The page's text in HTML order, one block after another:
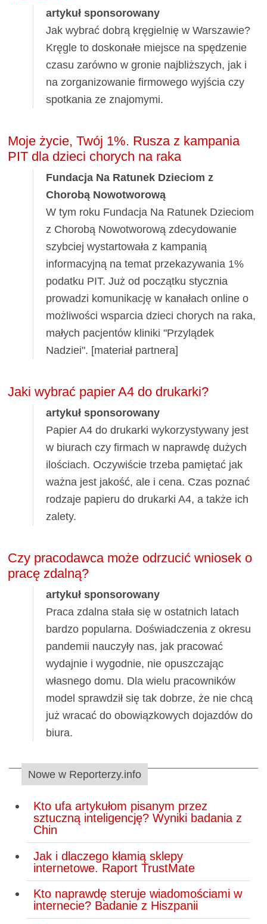
artykuł sponsorowany
Jak wybrać dobrą kręgielnię w Warszawie?
Kręgle to doskonałe miejsce na spędzenie
czasu zarówno w gronie najbliższych, jak i
na zorganizowanie firmowego wyjścia czy
spotkania ze znajomymi.
Moje życie, Twój 1%. Rusza z kampania
PIT dla dzieci chorych na raka
Fundacja Na Ratunek Dzieciom z
Chorobą Nowotworową
W tym roku Fundacja Na Ratunek Dzieciom
z Chorobą Nowotworową zdecydowanie
szybciej wystartowała z kampanią
informacyjną na temat przekazywania 1%
podatku PIT. Już od początku stycznia
prowadzi komunikację w kanałach online o
możliwości wsparcia dzieci chorych na raka,
małych pacjentów kliniki "Przylądek
Nadziei". [materiał partnera]
Jaki wybrać papier A4 do drukarki?
artykuł sponsorowany
Papier A4 do drukarki wykorzystywany jest
w biurach czy firmach w naprawdę dużych
ilościach. Oczywiście trzeba pamiętać jak
ważna jest jakość, ale i cena. Czas poznać
rodzaje papieru do drukarki A4, a także ich
zalety.
Czy pracodawca może odrzucić wniosek o
pracę zdalną?
artykuł sponsorowany
Praca zdalna stała się w ostatnich latach
bardzo popularna. Doświadczenia z okresu
pandemii nauczyły nas, jak pracować
wydajnie i wygodnie, nie opuszczając
własnego domu. Dla wielu pracowników
model sprawdził się tak dobrze, że nie chcą
już wracać do obowiązkowych dojazdów do
biura.
Nowe w Reporterzy.info
Kto ufa artykułom pisanym przez
sztuczną inteligencję? Wyniki badania z
Chin
Jak i dlaczego kłamią sklepy
internetowe. Raport TrustMate
Kto naprawdę steruje wiadomościami w
internecie? Badanie z Hiszpanii